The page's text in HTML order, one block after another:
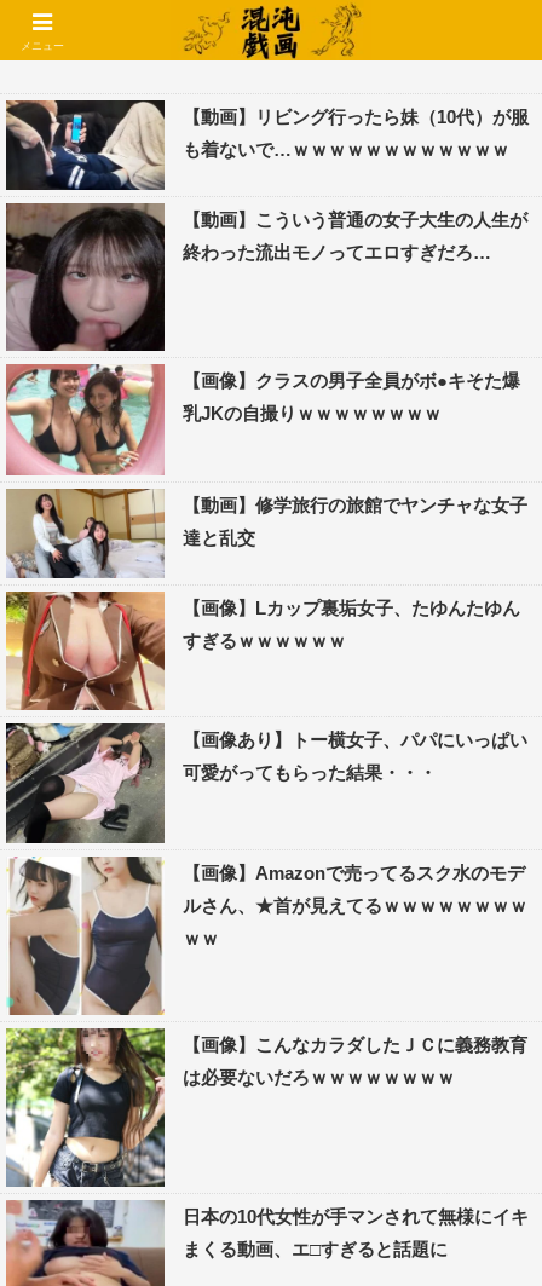
コメントでコテハン使えるようになりました🌱
【動画】リビング行ったら妹（10代）が服
も着ないで…ｗｗｗｗｗｗｗｗｗｗｗｗ
【動画】こういう普通の女子大生の人生が
終わった流出モノってエロすぎだろ…
【画像】クラスの男子全員がボ●キそた爆
乳JKの自撮りｗｗｗｗｗｗｗｗ
【動画】修学旅行の旅館でヤンチャな女子
達と乱交
【画像】Lカップ裏垢女子、たゆんたゆん
すぎるｗｗｗｗｗｗ
【画像あり】トー横女子、パパにいっぱい
可愛がってもらった結果・・・
【画像】Amazonで売ってるスク水のモデ
ルさん、★首が見えてるｗｗｗｗｗｗｗｗ
ｗｗ
【画像】こんなカラダしたＪＣに義務教育
は必要ないだろｗｗｗｗｗｗｗｗ
日本の10代女性が手マンされて無様にイキ
まくる動画、エ□すぎると話題に
メニュー